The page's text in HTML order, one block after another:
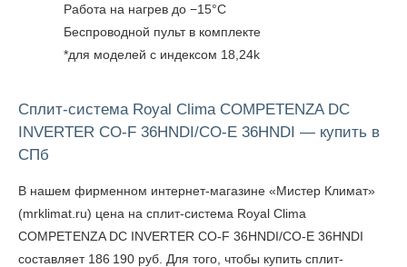
Работа на нагрев до −15°С
Беспроводной пульт в комплекте
*для моделей с индексом 18,24k
Сплит-система Royal Clima COMPETENZA DC
INVERTER CO-F 36HNDI/CO-E 36HNDI — купить в
СПб
В нашем фирменном интернет-магазине «Мистер Климат»
(mrklimat.ru) цена на сплит-система Royal Clima
COMPETENZA DC INVERTER CO-F 36HNDI/CO-E 36HNDI
составляет 186 190 руб. Для того, чтобы купить сплит-